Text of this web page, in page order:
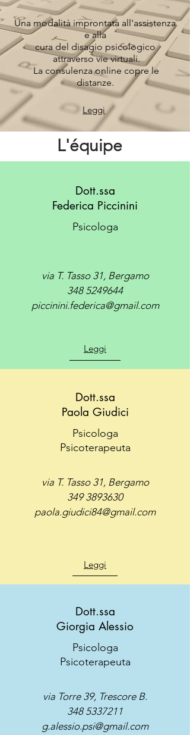
Dott.ssa
Federica Piccinini
Psicologa
via T. Tasso 31, Bergamo
348 5249644
piccinini.federica@gmail.com
Leggi
Dott.ssa
Paola Giudici
Psicologa
Psicoterapeuta
via T. Tasso 31, Bergamo
349 3893630
paola.giudici84@gmail.com
Leggi
Dott.ssa
Giorgia Alessio
Psicologa
Psicoterapeuta
via Torre 39, Trescore B.
348 5337211
g.alessio.psi@gmail.com
Una modalità improntata all'assistenza
e alla
cura del disagio psicologico
attraverso vie virtuali.
La consulenza online copre le
distanze.
Leggi
L'équipe